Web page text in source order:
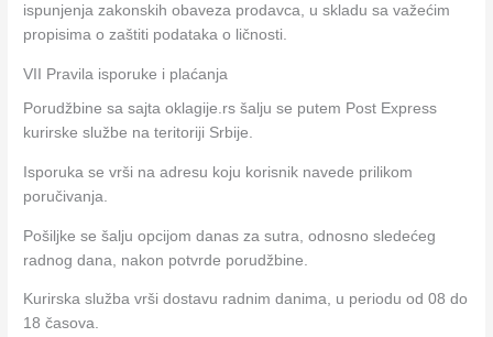
ispunjenja zakonskih obaveza prodavca, u skladu sa važećim
propisima o zaštiti podataka o ličnosti.
VII Pravila isporuke i plaćanja
Porudžbine sa sajta oklagije.rs šalju se putem Post Express
kurirske službe na teritoriji Srbije.
Isporuka se vrši na adresu koju korisnik navede prilikom
poručivanja.
Pošiljke se šalju opcijom danas za sutra, odnosno sledećeg
radnog dana, nakon potvrde porudžbine.
Kurirska služba vrši dostavu radnim danima, u periodu od 08 do
18 časova.